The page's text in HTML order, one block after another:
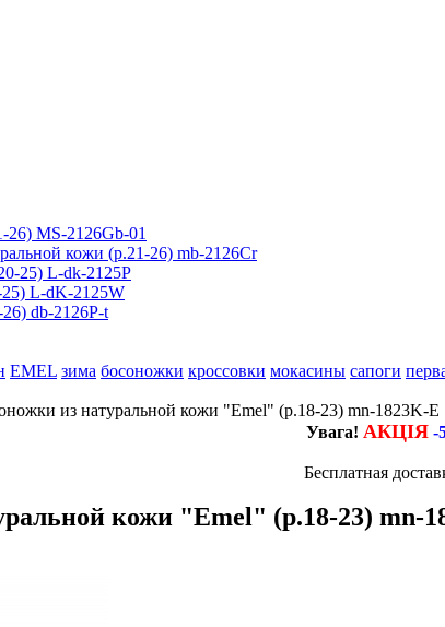
MS-2126Gb-01
кожи (р.21-26) mb-2126Cr
25) L-dk-2125P
25) L-dK-2125W
db-2126P-t
EMEL зима босоножки кроссовки мокасины сапоги
из натуральной кожи "Emel" (р.18-23) mn-1823K-E
Увага! АКЦІЯ -
Бесплатная
кожи "Emel" (р.18-23) mn-